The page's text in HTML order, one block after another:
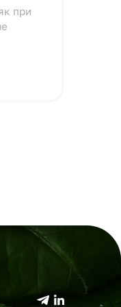
при